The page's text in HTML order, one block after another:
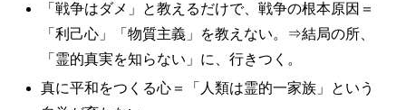
「戦争はダメ」と教えるだけで、戦争の根本原因＝
「利己心」「物質主義」を教えない。⇒結局の所、
「霊的真実を知らない」に、行きつく。
真に平和をつくる心＝「人類は霊的一家族」という